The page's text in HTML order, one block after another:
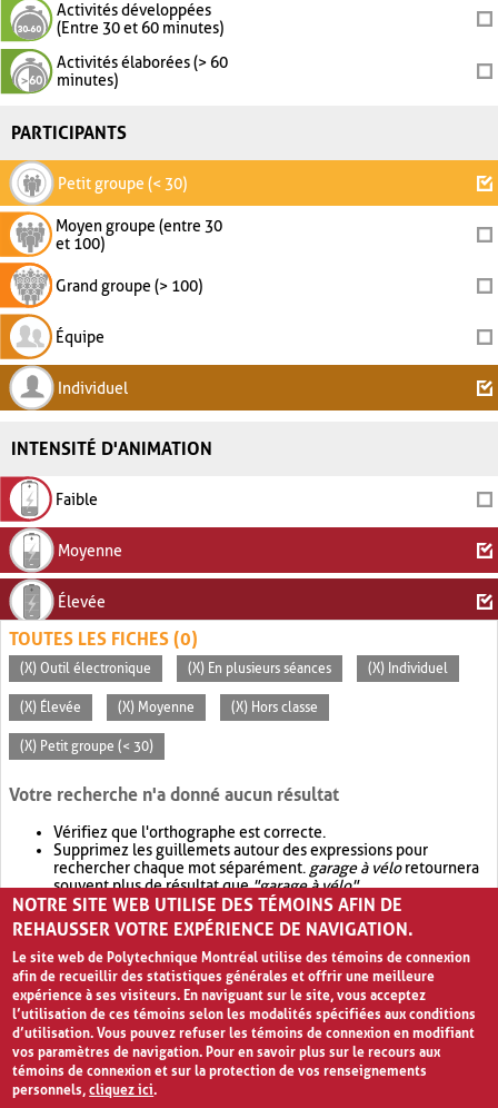
Activités développées
(Entre 30 et 60 minutes)
Activités élaborées (> 60
minutes)
PARTICIPANTS
Petit groupe (< 30)
Moyen groupe (entre 30
et 100)
Grand groupe (> 100)
Équipe
Individuel
INTENSITÉ D'ANIMATION
Faible
Moyenne
Élevée
TOUTES LES FICHES (0)
(X) Outil électronique (X) En plusieurs séances (X) Individuel
(X) Élevée (X) Moyenne (X) Hors classe
(X) Petit groupe (< 30)
Votre recherche n'a donné aucun résultat
Vérifiez que l'orthographe est correcte.
Supprimez les guillemets autour des expressions pour
rechercher chaque mot séparément. garage à véloretournera
souvent plus de résultat que"garage à vélo".
Envisagez d'élargir votre recherche avec OR.garage OR vélo
retournera souvent plus de résultat quegarage à vélo
NOTRE SITE WEB UTILISE DES TÉMOINS AFIN DE
REHAUSSER VOTRE EXPÉRIENCE DE NAVIGATION.
Le site web de Polytechnique Montréal utilise des témoins de connexion
afin de recueillir des statistiques générales et offrir une meilleure
expérience à ses visiteurs. En naviguant sur le site, vous acceptez
l’utilisation de ces témoins selon les modalités spécifiées aux conditions
d’utilisation. Vous pouvez refuser les témoins de connexion en modifiant
vos paramètres de navigation. Pour en savoir plus sur le recours aux
témoins de connexion et sur la protection de vos renseignements
personnels,cliquez ici.